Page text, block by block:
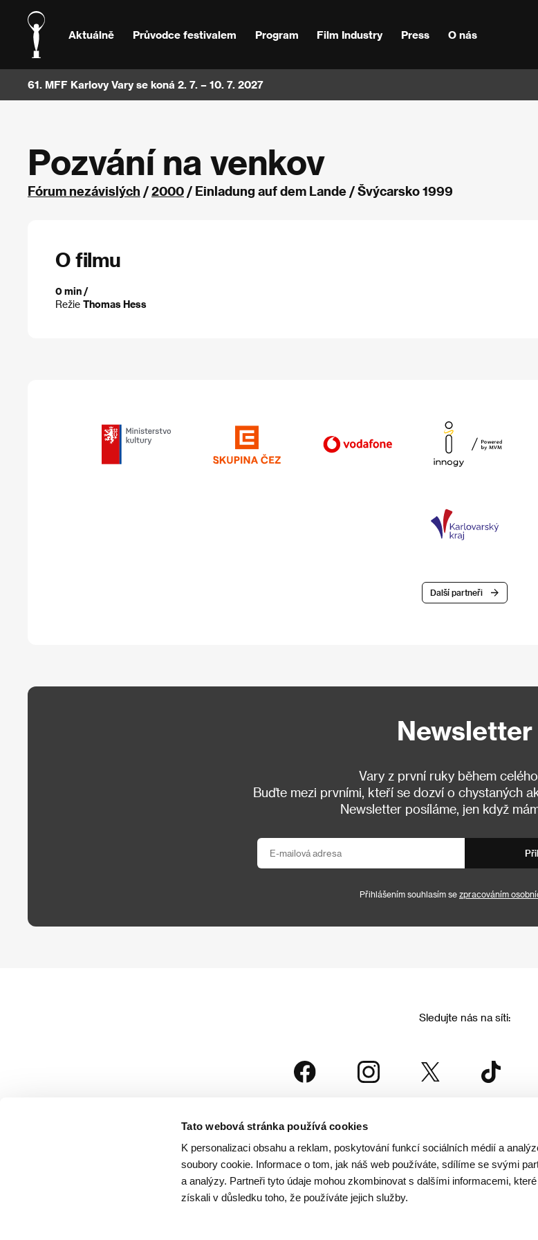
Tato webová stránka používá cookies
K personalizaci obsahu a reklam, poskytování funkcí sociálních médií a
soubory cookie. Informace o tom, jak náš web používáte, sdílíme se svými
a analýzy. Partneři tyto údaje mohou zkombinovat s dalšími informacemi,
získali v důsledku toho, že používáte jejich služby.
Aktuálně Průvodce festivalem Program Film Industry Press O nás
61. MFF Karlovy Vary se koná 2. 7. – 10. 7. 2027
Pozvání na venkov
Fórum nezávislých /2000 / Einladung auf dem Lande / Švýcarsko 1999
O filmu
0 min /
Režie Thomas Hess
Další partneři
Newsletter
Vary z první ruky během
Buďte mezi prvními, kteří se dozví o chystaných
Newsletter posíláme, jen když
Přihlášením souhlasím se zpracováním
Sledujte nás na síti:
je součástí rodiny KVIFF Group, která